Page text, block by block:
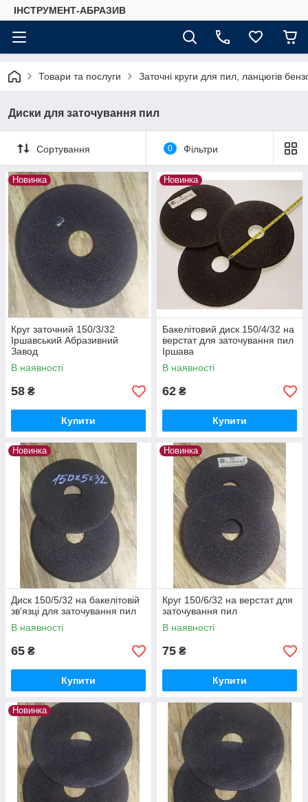
ІНСТРУМЕНТ-АБРАЗИВ
Товари та послуги Заточні круги для пил, ланцюгів
Диски для заточування пил
Сортування 0 Фільтри
Новинка
Круг заточний 150/3/32
Іршавський Абразивний
Завод
В наявності
58 ₴
Купити
Новинка
Бакелітовий диск 150/4/32 на
верстат для заточування пил
Іршава
В наявності
62 ₴
Купити
Новинка
Диск 150/5/32 на бакелітовій
зв'язці для заточування пил
В наявності
65 ₴
Купити
Новинка
Круг 150/6/32 на верстат для
заточування пил
В наявності
75 ₴
Купити
Новинка